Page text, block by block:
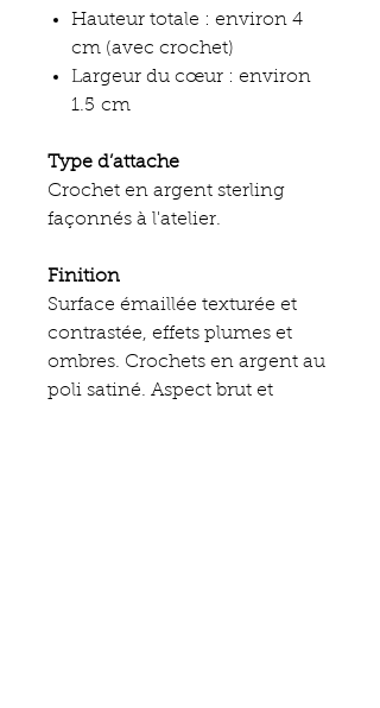
Hauteur totale : environ 4
cm (avec crochet)
Largeur du cœur : environ
1.5 cm
Type d’attache
Crochet en argent sterling
façonnés à l'atelier.
Finition
Surface émaillée texturée et
contrastée, effets plumes et
ombres. Crochets en argent au
poli satiné. Aspect brut et